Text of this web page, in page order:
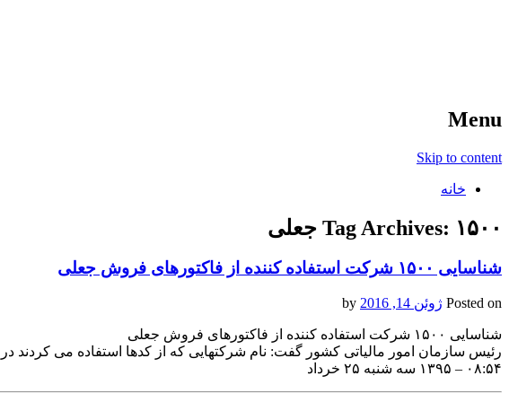
Menu
Skip to content
خانه
Tag Archives: ۱۵۰۰ جعلی
شناسایی ۱۵۰۰ شرکت استفاده کننده از فاکتورهای فروش جعلی
Posted on ژوئن 14, 2016
شناسایی ۱۵۰۰ شرکت استفاده کننده از فاکتورهای فروش جعلی
رئیس سازمان امور مالیاتی کشور گفت: نام شرکتهایی که از کدها استفاده می کردند
۰۸:۵۴ – ۱۳۹۵ سه شنبه ۲۵ خرداد